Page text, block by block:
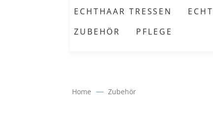
ECHTHAAR TRESSEN
ZUBEHÖR
PFLEGE
Home Zubehör